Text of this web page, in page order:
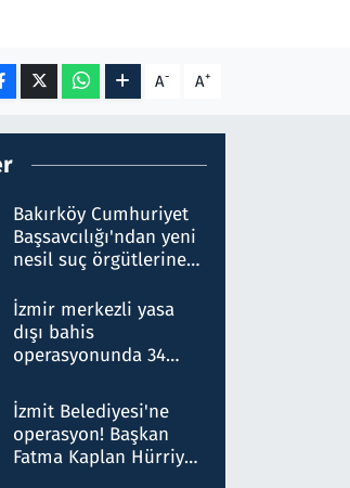
A- A+
Bakırköy Cumhuriyet
Başsavcılığı'ndan yeni
nesil suç örgütlerine
hakkında gözaltı kararı
İzmir merkezli yasa
dışı bahis
operasyonunda 34
Milyar liralık para
trafiği tespit edildi
İzmit Belediyesi'ne
operasyon! Başkan
Fatma Kaplan Hürriyet